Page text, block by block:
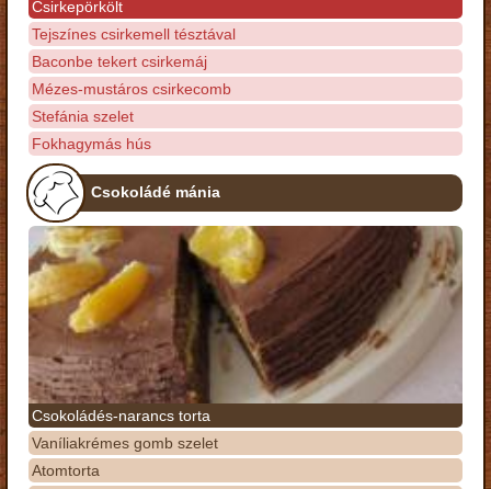
Csirkepörkölt
Tejszínes csirkemell tésztával
Baconbe tekert csirkemáj
Mézes-mustáros csirkecomb
Stefánia szelet
Fokhagymás hús
Csokoládé mánia
Csokoládés-narancs torta
Vaníliakrémes gomb szelet
Atomtorta